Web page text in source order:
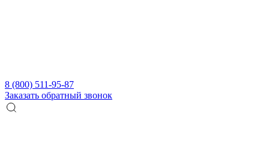
8 (800) 511-95-87
Заказать обратный звонок